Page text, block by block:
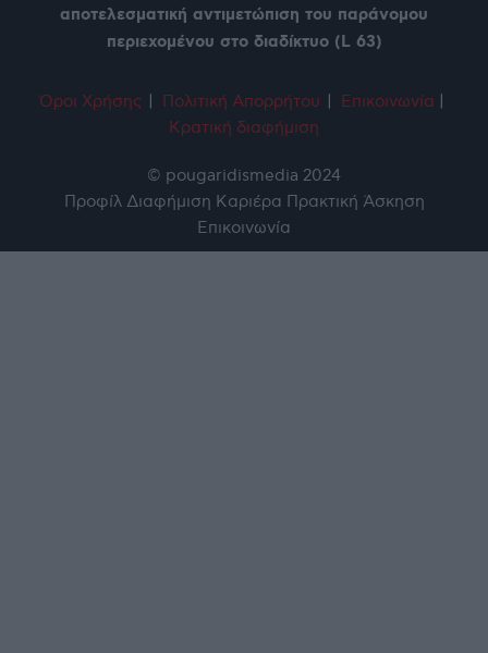
αποτελεσματική αντιμετώπιση του παράνομου
περιεχομένου στο διαδίκτυο (L 63)
Όροι Χρήσης Πολιτική Απορρήτου Επικοινωνία
Κρατική διαφήμιση
© pougaridismedia 2024
Προφίλ Διαφήμιση Καριέρα Πρακτική Άσκηση
Επικοινωνία